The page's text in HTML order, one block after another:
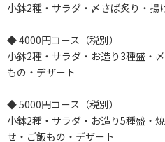
小鉢2種・サラダ・〆さば炙り・揚
◆ 4000円コース（税別）
小鉢2種・サラダ・お造り3種盛・
もの・デザート
◆ 5000円コース（税別）
小鉢2種・サラダ・お造り5種盛・
せ・ご飯もの・デザート